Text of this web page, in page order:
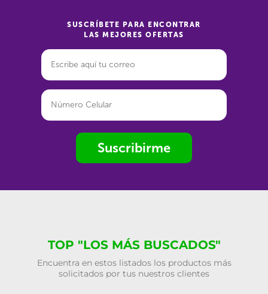
SUSCRÍBETE PARA ENCONTRAR
LAS MEJORES OFERTAS
Suscribirme
TOP "LOS MÁS BUSCADOS"
Encuentra en estos listados los productos más
solicitados por tus nuestros clientes